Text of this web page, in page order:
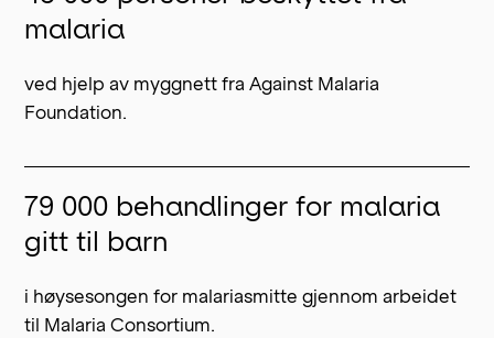
malaria
ved hjelp av myggnett fra Against Malaria
Foundation.
79 000 behandlinger for malaria
gitt til barn
i høysesongen for malariasmitte gjennom arbeidet
til Malaria Consortium.